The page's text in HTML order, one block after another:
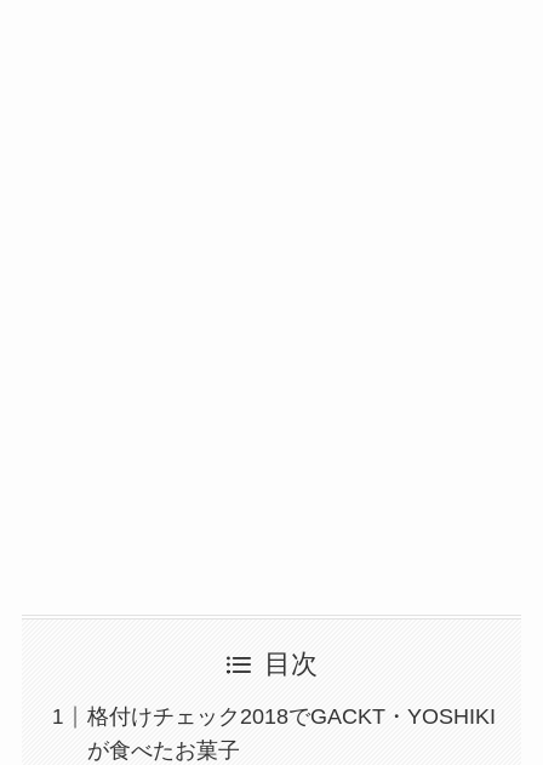
目次
格付けチェック2018でGACKT・YOSHIKI
が食べたお菓子